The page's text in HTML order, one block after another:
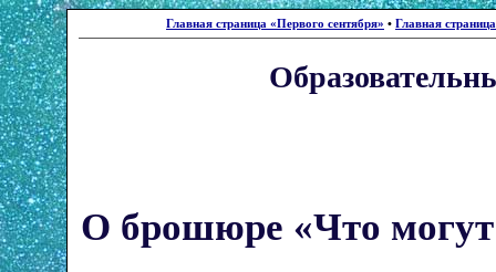
Главная страница «Первого сентября» • Главная
О брошюре «Что могут